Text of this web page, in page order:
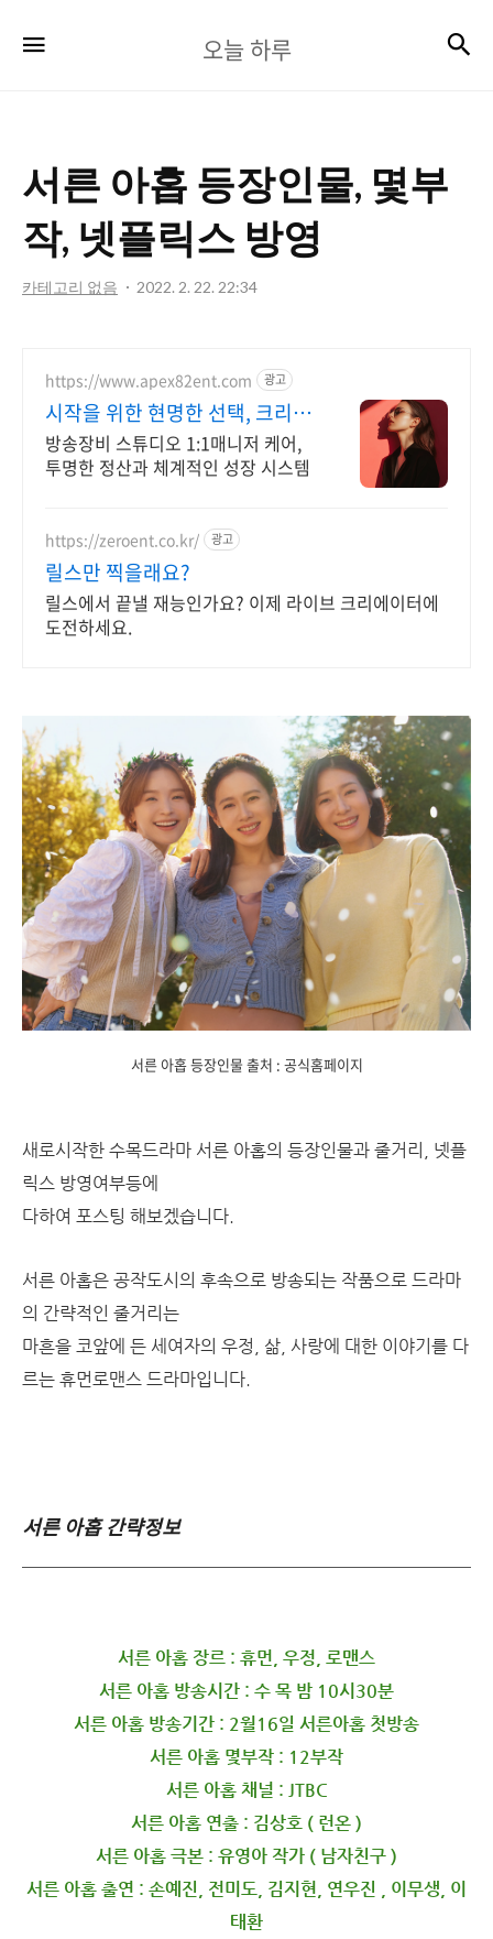
늘
오늘 하루
서른 아홉 등장인물, 몇부
작, 넷플릭스 방영
카테고리 없음 2022. 2. 22. 22:34
https://www.apex82ent.com 광고
시작을 위한 현명한 선택, 크리에
이터, BJ 상시 모집
방송장비 스튜디오 1:1매니저 케어,
투명한 정산과 체계적인 성장 시스템
https://zeroent.co.kr/ 광고
릴스만 찍을래요?
릴스에서 끝낼 재능인가요? 이제 라이브 크리에이터에
도전하세요.
서른 아홉 등장인물 출처 : 공식홈페이지
새로시작한 수목드라마 서른 아홉의 등장인물과 줄거리, 넷플
릭스 방영여부등에
다하여 포스팅 해보겠습니다.
서른 아홉은 공작도시의 후속으로 방송되는 작품으로 드라마
의 간략적인 줄거리는
마흔을 코앞에 든 세여자의 우정, 삶, 사랑에 대한 이야기를 다
르는 휴먼로맨스 드라마입니다.
서른 아홉 간략정보
서른 아홉 장르 : 휴먼, 우정, 로맨스
서른 아홉 방송시간 : 수 목 밤 10시30분
서른 아홉 방송기간 : 2월16일 서른아홉 첫방송
서른 아홉 몇부작 : 12부작
서른 아홉 채널 : JTBC
서른 아홉 연출 : 김상호 ( 런온 )
서른 아홉 극본 : 유영아 작가 ( 남자친구 )
서른 아홉 출연 : 손예진, 전미도, 김지현, 연우진 , 이무생, 이
태환